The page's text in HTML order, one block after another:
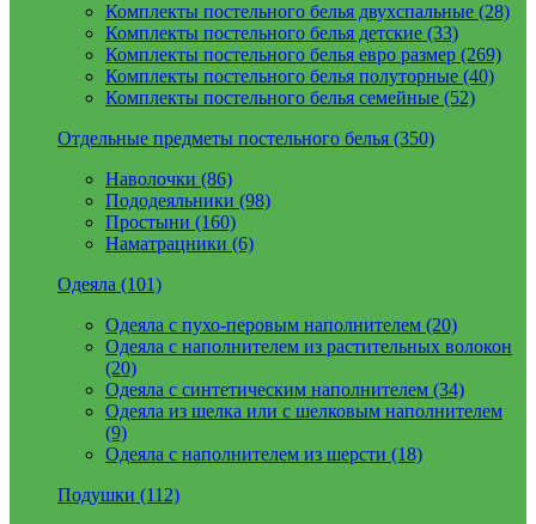
Комплекты постельного белья двухспальные (28)
Комплекты постельного белья детские (33)
Комплекты постельного белья евро размер (269)
Комплекты постельного белья полуторные (40)
Комплекты постельного белья семейные (52)
Отдельные предметы постельного белья (350)
Наволочки (86)
Пододеяльники (98)
Простыни (160)
Наматрацники (6)
Одеяла (101)
Одеяла с пухо-перовым наполнителем (20)
Одеяла с наполнителем из растительных волокон
(20)
Одеяла с синтетическим наполнителем (34)
Одеяла из шелка или с шелковым наполнителем
(9)
Одеяла с наполнителем из шерсти (18)
Подушки (112)